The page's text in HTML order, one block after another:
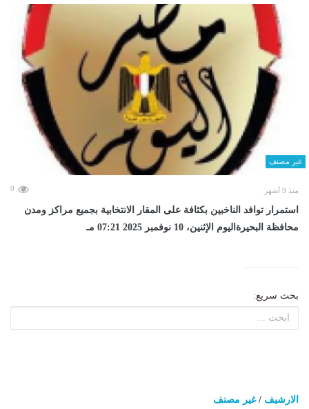
غير مصنف
منذ 9 أشهر 0
استمرار توافد الناخبين بكثافة على المقار الانتخابية بجميع مراكز ومدن
محافظة البحيرةاليوم الإثنين، 10 نوفمبر 2025 07:21 مـ
بحث سريع:
الارشيف /غير مصنف